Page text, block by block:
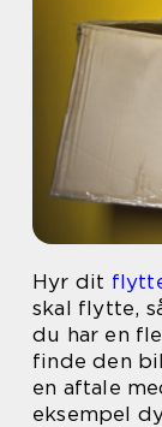
Hyr dit
skal flytte,
du har en
finde den
en aftale
eksempel